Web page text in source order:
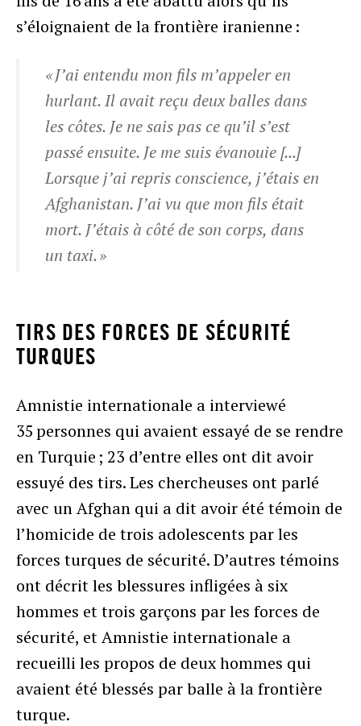
s’éloignaient de la frontière iranienne :
« J’ai entendu mon fils m’appeler en
hurlant. Il avait reçu deux balles dans
les côtes. Je ne sais pas ce qu’il s’est
passé ensuite. Je me suis évanouie [...]
Lorsque j’ai repris conscience, j’étais en
Afghanistan. J’ai vu que mon fils était
mort. J’étais à côté de son corps, dans
un taxi. »
TIRS DES FORCES DE SÉCURITÉ
TURQUES
Amnistie internationale a interviewé
35 personnes qui avaient essayé de se rendre
en Turquie ; 23 d’entre elles ont dit avoir
essuyé des tirs. Les chercheuses ont parlé
avec un Afghan qui a dit avoir été témoin de
l’homicide de trois adolescents par les
forces turques de sécurité. D’autres témoins
ont décrit les blessures infligées à six
hommes et trois garçons par les forces de
sécurité, et Amnistie internationale a
recueilli les propos de deux hommes qui
avaient été blessés par balle à la frontière
turque.